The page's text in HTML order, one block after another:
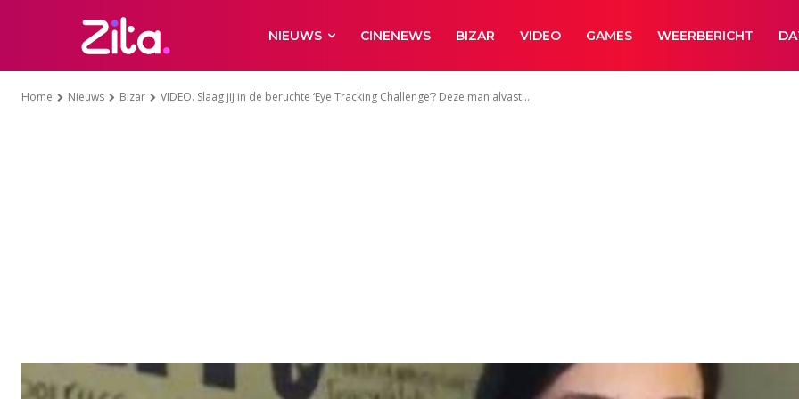
NIEUWS CINENEWS BIZAR VIDEO GAMES WEERBERICHT
Home Nieuws Bizar VIDEO. Slaag jij in de beruchte ‘Eye Tracking Challenge’? Deze man alvast...